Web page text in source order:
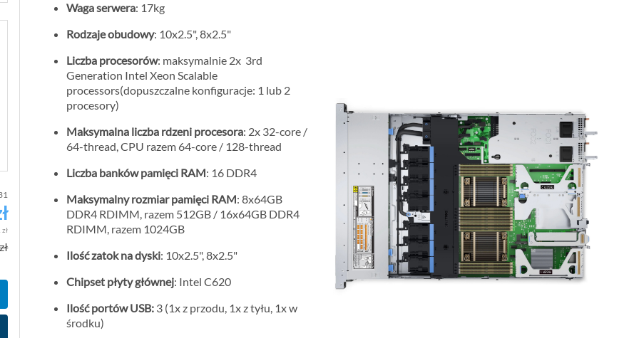
C
e
n
p
o
Waga serwera: 17kg
Rodzaje obudowy: 10x2.5", 8x2.5"
Liczba procesorów: maksymalnie 2x 3rd
Generation Intel Xeon Scalable
processors(dopuszczalne konfiguracje: 1 lub 2
procesory)
Maksymalna liczba rdzeni procesora: 2x 32-core /
64-thread, CPU razem 64-core / 128-thread
Liczba banków pamięci RAM: 16 DDR4
Maksymalny rozmiar pamięci RAM: 8x64GB
DDR4 RDIMM, razem 512GB / 16x64GB DDR4
RDIMM, razem 1024GB
Ilość zatok na dyski: 10x2.5", 8x2.5"
Chipset płyty głównej: Intel C620
Ilość portów USB: 3 (1x z przodu, 1x z tyłu, 1x w
środku)